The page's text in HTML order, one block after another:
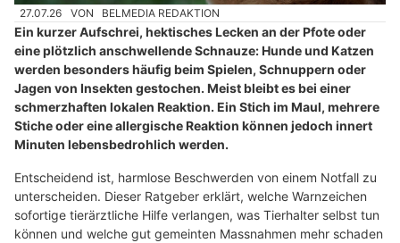
27.07.26 VON BELMEDIA REDAKTION
Ein kurzer Aufschrei, hektisches Lecken an der Pfote oder
eine plötzlich anschwellende Schnauze: Hunde und Katzen
werden besonders häufig beim Spielen, Schnuppern oder
Jagen von Insekten gestochen. Meist bleibt es bei einer
schmerzhaften lokalen Reaktion. Ein Stich im Maul, mehrere
Stiche oder eine allergische Reaktion können jedoch innert
Minuten lebensbedrohlich werden.
Entscheidend ist, harmlose Beschwerden von einem Notfall zu
unterscheiden. Dieser Ratgeber erklärt, welche Warnzeichen
sofortige tierärztliche Hilfe verlangen, was Tierhalter selbst tun
können und welche gut gemeinten Massnahmen mehr schaden